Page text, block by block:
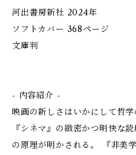
河出書房新社 2024年
ソフトカバー 368ページ
文庫判
- 内容紹介 -
映画の新しさはいかにして哲
『シネマ』の緻密かつ明快な
の原理が明かされる。 『非美